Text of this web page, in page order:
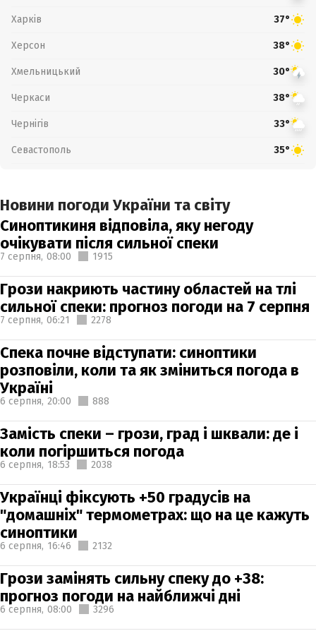
Харків 37°
Херсон 38°
Хмельницький 30°
Черкаси 38°
Чернігів 33°
Севастополь 35°
Новини погоди України та світу
Синоптикиня відповіла, яку негоду
очікувати після сильної спеки
7 серпня, 08:00 1915
Грози накриють частину областей на тлі
сильної спеки: прогноз погоди на 7 серпня
7 серпня, 06:21 2278
Спека почне відступати: синоптики
розповіли, коли та як зміниться погода в
Україні
6 серпня, 20:00 888
Замість спеки – грози, град і шквали: де і
коли погіршиться погода
6 серпня, 18:53 2038
Українці фіксують +50 градусів на
"домашніх" термометрах: що на це кажуть
синоптики
6 серпня, 16:46 2132
Грози замінять сильну спеку до +38:
прогноз погоди на найближчі дні
6 серпня, 08:00 3296